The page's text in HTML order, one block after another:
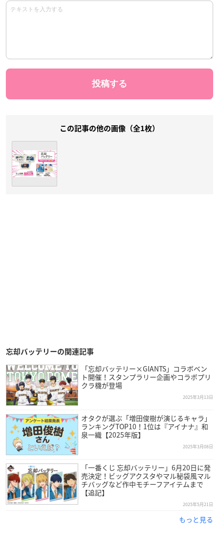
この記事の他の画像（全1枚）
忘却バッテリーの関連記事
「忘却バッテリー×GIANTS」コラボベン
ト開催！スタンプラリー企画やコラボプリ
クラ機が登場
2025年3月13日
オタクが選ぶ「増田俊樹が演じるキャラ」
ランキングTOP10！1位は『アイナナ』和
泉一織【2025年版】
2025年3月08日
「一番くじ 忘却バッテリー」6月20日に発
売決定！ビッグアクスタやマル秘袋風マル
チバッグなど作中モチーフアイテムまで
【追記】
2025年5月21日
もっと見る